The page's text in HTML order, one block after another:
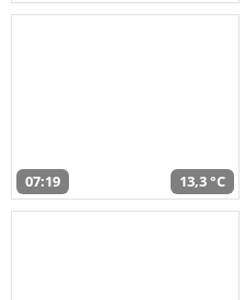
07:19 13,3 °C